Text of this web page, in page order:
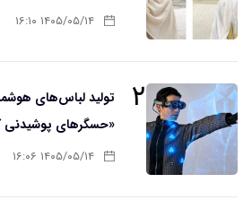
۱۴۰۵/۰۵/۱۴ ۱۶:۱۰
۲
تولید لباس‌های
«حسگرهای پوشیدنی
۱۴۰۵/۰۵/۱۴ ۱۶:۰۶